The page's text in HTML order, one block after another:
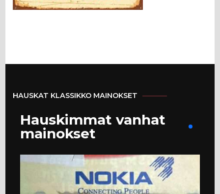
HAUSKAT KLASSIKKO MAINOKSET
Hauskimmat vanhat
mainokset